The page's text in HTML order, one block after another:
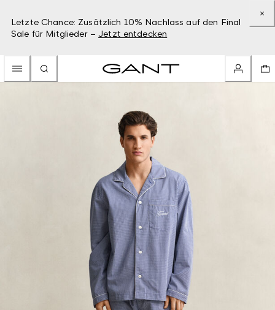
Letzte Chance: Zusätzlich 10% Nachlass auf den Final
Sale für Mitglieder – Jetzt entdecken